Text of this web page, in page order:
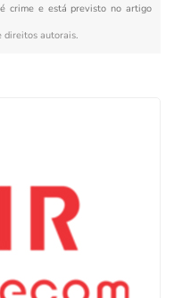
crime e está previsto no artigo
direitos autorais.